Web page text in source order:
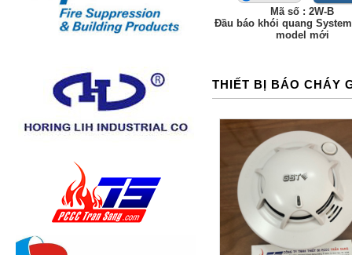
Mã số : 2W-B
Đầu báo khói quang
model mới
THIẾT BỊ BÁO CHÁY